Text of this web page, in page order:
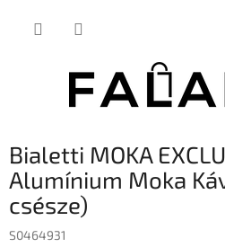
Bialetti MOKA
Alumínium Moka
csésze)
S0464931